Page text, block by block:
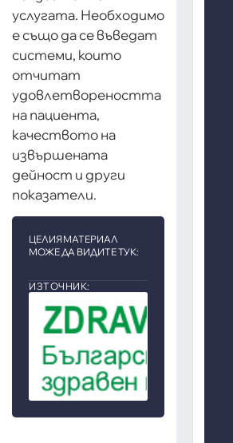
услугата. Необходимо
е също да се въведат
системи, които
отчитат
удовлетвореността
на пациента,
качеството на
извършената
дейност и други
показатели.
ИЗТОЧНИК:
ЦЕЛИЯ МАТЕРИАЛ
МОЖЕ ДА ВИДИТЕ ТУК: